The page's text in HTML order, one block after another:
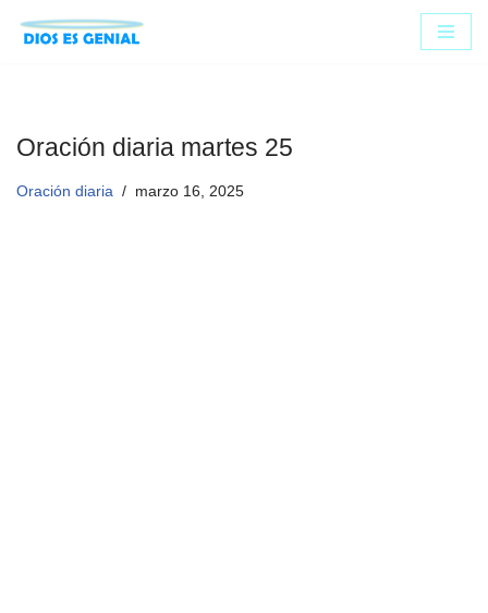
Oración diaria martes 25
Oración diaria marzo 16, 2025